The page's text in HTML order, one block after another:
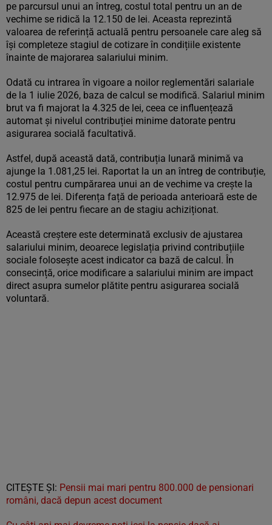
pe parcursul unui an întreg, costul total pentru un an de
vechime se ridică la 12.150 de lei. Aceasta reprezintă
valoarea de referință actuală pentru persoanele care aleg să
își completeze stagiul de cotizare în condițiile existente
înainte de majorarea salariului minim.
Odată cu intrarea în vigoare a noilor reglementări salariale
de la 1 iulie 2026, baza de calcul se modifică. Salariul minim
brut va fi majorat la 4.325 de lei, ceea ce influențează
automat și nivelul contribuției minime datorate pentru
asigurarea socială facultativă.
Astfel, după această dată, contribuția lunară minimă va
ajunge la 1.081,25 lei. Raportat la un an întreg de contribuție,
costul pentru cumpărarea unui an de vechime va crește la
12.975 de lei. Diferența față de perioada anterioară este de
825 de lei pentru fiecare an de stagiu achiziționat.
Această creștere este determinată exclusiv de ajustarea
salariului minim, deoarece legislația privind contribuțiile
sociale folosește acest indicator ca bază de calcul. În
consecință, orice modificare a salariului minim are impact
direct asupra sumelor plătite pentru asigurarea socială
voluntară.
CITEŞTE ŞI: Pensii mai mari pentru 800.000 de pensionari
români, dacă depun acest document